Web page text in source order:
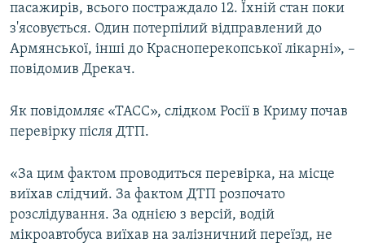
пасажирів, всього постраждало 12. Їхній стан поки
з'ясовується. Один потерпілий відправлений до
Армянської, інші до Красноперекопської лікарні», –
повідомив Дрекач.
Як повідомляє «ТАСС», слідком Росії в Криму почав
перевірку після ДТП.
«За цим фактом проводиться перевірка, на місце
виїхав слідчий. За фактом ДТП розпочато
розслідування. За однією з версій, водій
мікроавтобуса виїхав на залізничний переїзд, не